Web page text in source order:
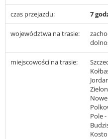
czas przejazdu: 7
województwa na trasie:
miejscowości na trasie:
Pole